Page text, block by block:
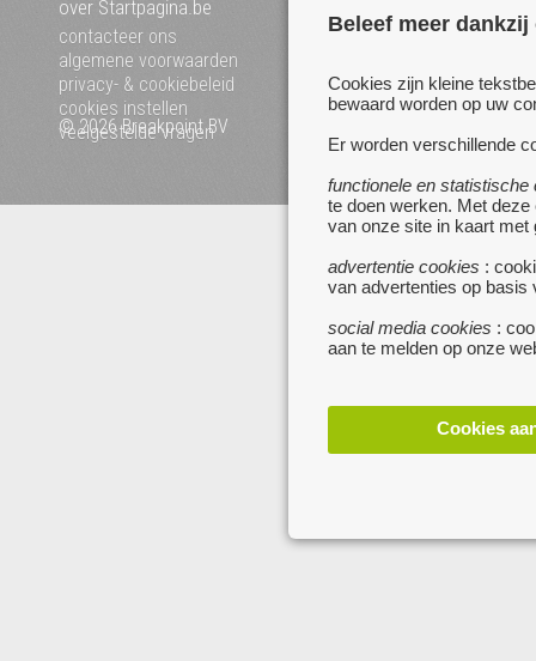
Beleef meer
Cookies zijn kleine
bewaard worden op uw
Er worden verschillende
functionele en statistische
te doen werken. Met
van onze site in kaart met
advertentie cookies :
van advertenties op basis
social media cookies :
aan te melden op onze
Cookies
over Startpagina.be
contacteer ons
algemene voorwaarden
privacy- & cookiebeleid
cookies instellen
veelgestelde vragen
voeg uw website toe
© 2026 Breakpoint BV
websites :
www.zoekertjes.be
www.koken.be